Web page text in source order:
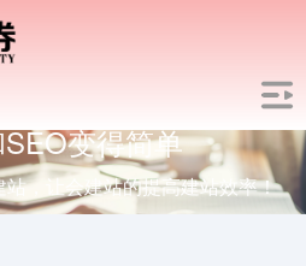
变得简单
，让会建站的提高建站效率！